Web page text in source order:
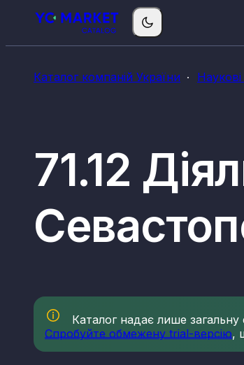
Каталог компаній України
71.12
Каталог надає лише загальну
Спробуйте обмежену trial-версію,